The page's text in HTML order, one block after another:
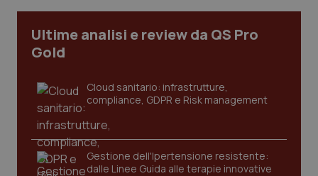
Ultime analisi e review da QS Pro
Gold
Cloud sanitario: infrastrutture,
compliance, GDPR e Risk management
Gestione dell'Ipertensione resistente:
dalle Linee Guida alle terapie innovative
sito web abilitandone funzionalità di base quali la
navigazione sulle pagine e l'accesso alle aree
protette del sito. Il sito web non è in grado di
Nome
Fornitore/
VISITOR_PRIVACY_METADATA